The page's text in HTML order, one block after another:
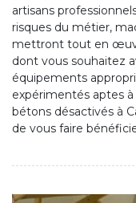
artisans
risques du métier,
mettront tout en
dont vous souhaitez
équipements
expérimentés aptes
bétons désactivés à
de vous faire